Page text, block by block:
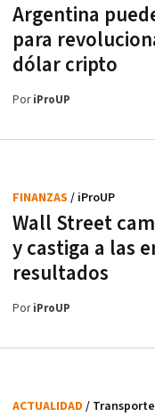
Argentina
para
dólar cripto
PoriProUP
Wall Street
y castiga a las
resultados
FINANZAS / iProUP
PoriProUP
ACTUALIDAD / Transporte